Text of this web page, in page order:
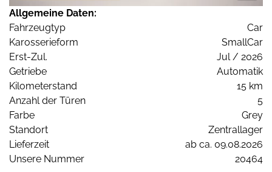
Allgemeine Daten:
Fahrzeugtyp
Car
Karosserieform
SmallCar
Erst-Zul.
Jul / 2026
Getriebe
Automatik
Kilometerstand
15 km
Anzahl der Türen
5
Farbe
Grey
Standort
Zentrallager
Lieferzeit
ab ca. 09.08.2026
Unsere Nummer
20464